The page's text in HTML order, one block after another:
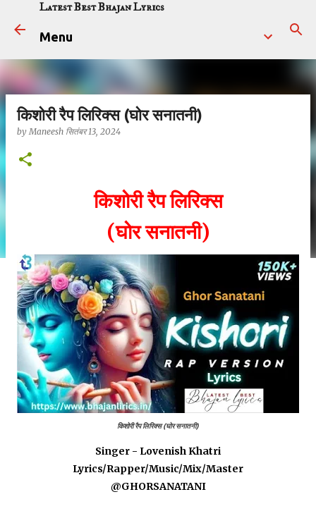
सीधे मुख्य सामग्री पर जाएं
Latest Best Bhajan Lyrics
Menu
किशोरी रैप लिरिक्स (घोर सनातनी)
byManeesh सितंबर 13, 2024
किशोरी रैप लिरिक्स
(घोर सनातनी)
किशोरी रैप लिरिक्स (घोर सनातनी)
Singer - Lovenish Khatri
Lyrics/Rapper/Music/Mix/Master
‪@GHORSANATANI‬